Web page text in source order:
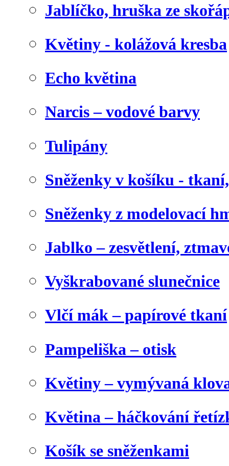
Jablíčko, hruška ze
Květiny - kolážová kresba
Echo květina
Narcis – vodové barvy
Tulipány
Sněženky v košíku -
Sněženky z modelovací
Jablko – zesvětlení,
Vyškrabované slunečnice
Vlčí mák – papírové tkaní
Pampeliška – otisk
Květiny – vymývaná
Květina – háčkování
Košík se sněženkami